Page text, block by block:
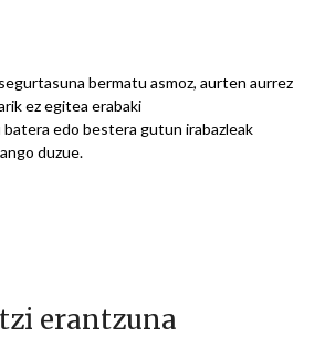
bermatu asmoz, aurten aurrez
ez egitea erabaki
batera edo bestera gutun irabazleak
duzue.
erantzuna